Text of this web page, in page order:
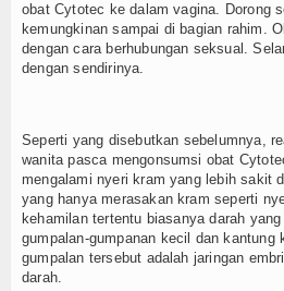
obat Cytotec ke dalam vagina. Dorong
kemungkinan sampai di bagian rahim.
dengan cara berhubungan seksual.
dengan sendirinya.
Seperti yang disebutkan sebelumnya,
wanita pasca mengonsumsi obat
mengalami nyeri kram yang lebih sakit
yang hanya merasakan kram seperti
kehamilan tertentu biasanya darah
gumpalan-gumpanan kecil dan kantung
gumpalan tersebut adalah jaringan
darah.